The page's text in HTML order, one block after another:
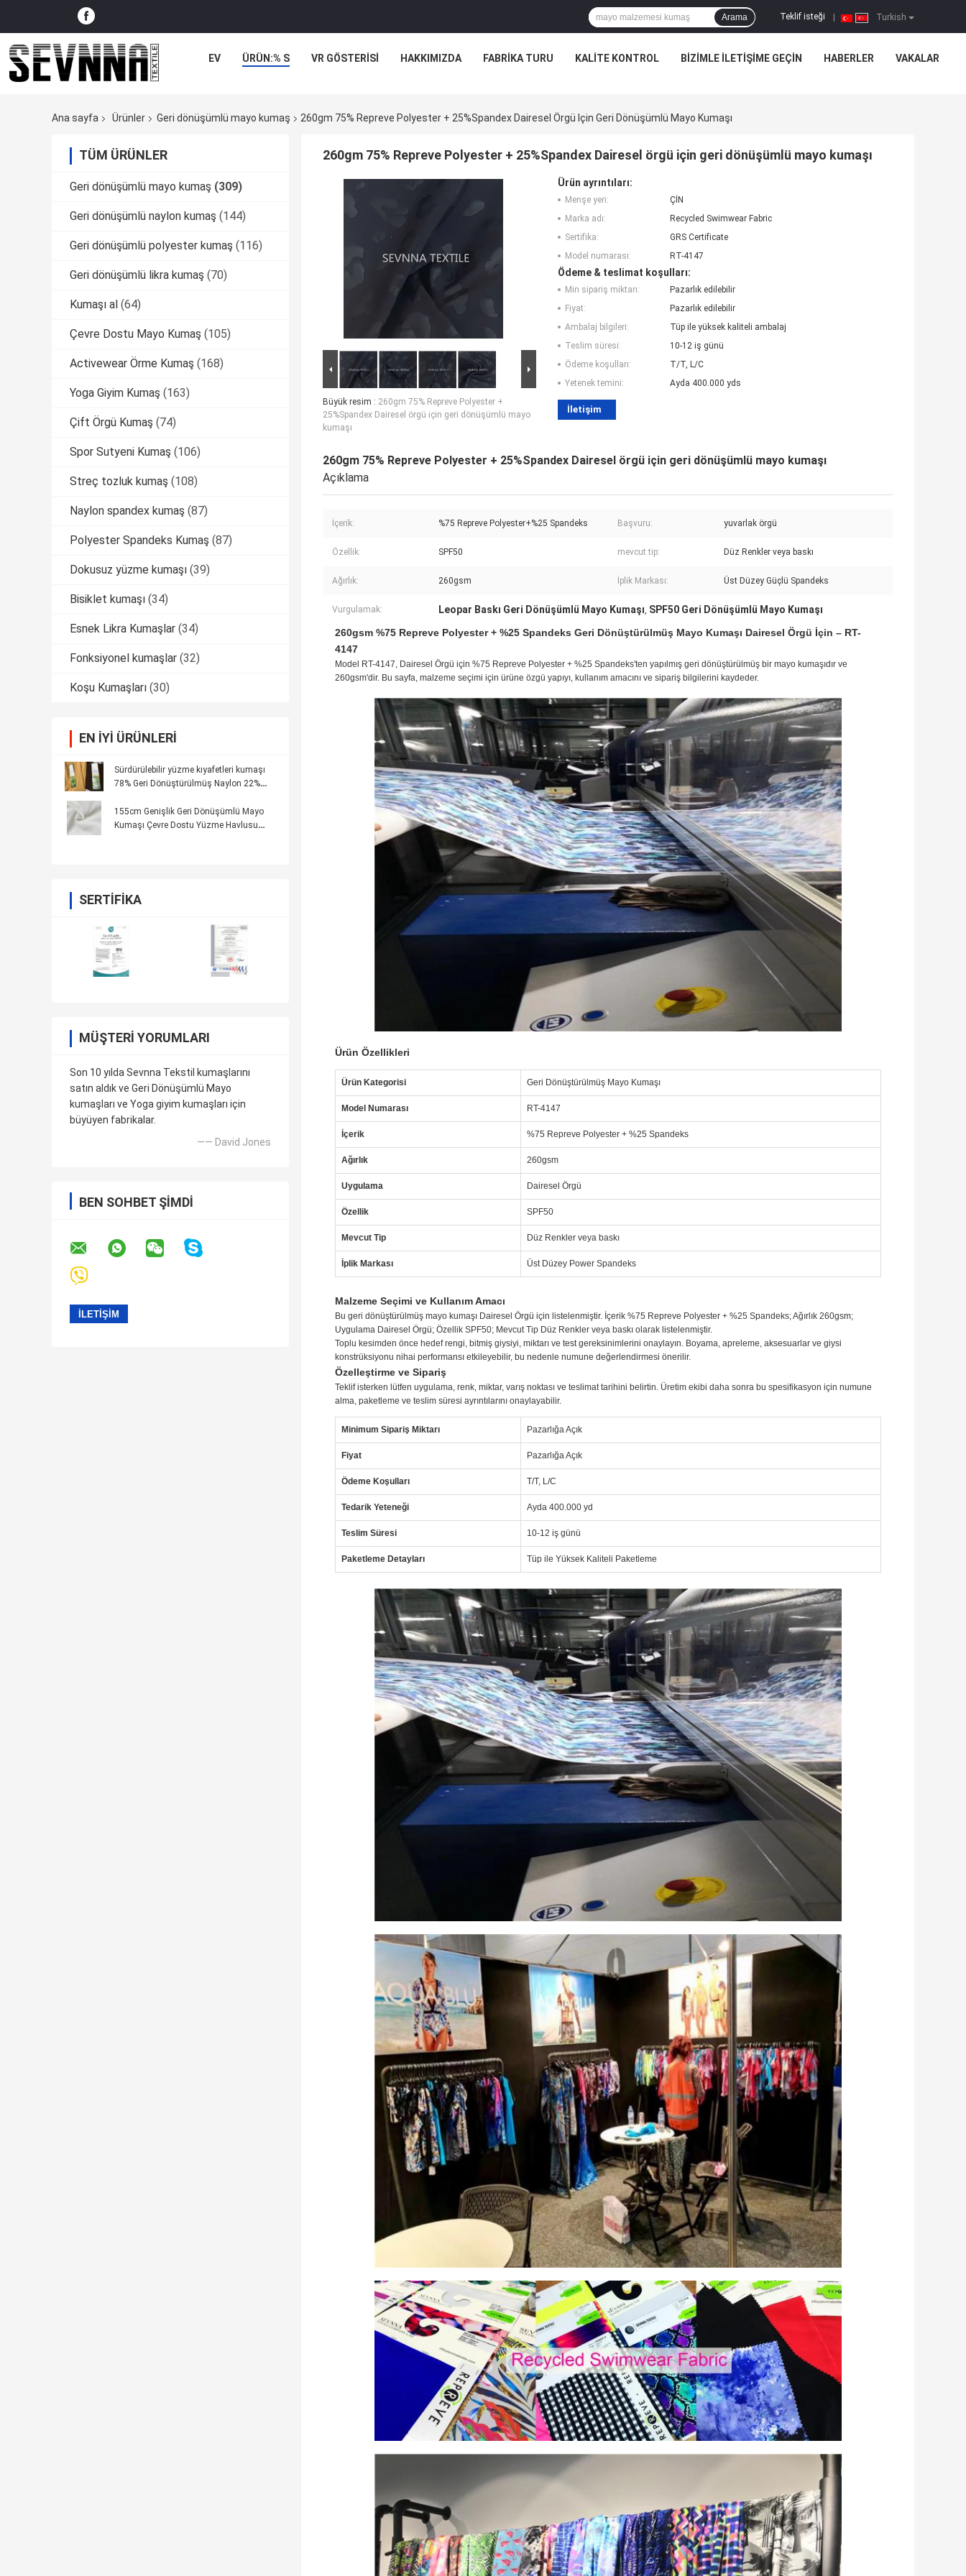
Turkish
Teklif isteği
Arama
EV ÜRÜN:% S VR GÖSTERISI HAKKIMIZDA FABRIKA TURU KALITE KONTROL BIZIMLE ILETIŞIME GEÇIN HABERLER VAKALAR
Ana sayfa Ürünler Geri dönüşümlü mayo kumaş 260gm 75% Repreve Polyester + 25%Spandex Dairesel Örgü Için Geri Dönüşümlü Mayo Kumaşı
TÜM ÜRÜNLER
Geri dönüşümlü mayo kumaş (309)
Geri dönüşümlü naylon kumaş (144)
Geri dönüşümlü polyester kumaş (116)
Geri dönüşümlü likra kumaş (70)
Kumaşı al (64)
Çevre Dostu Mayo Kumaş (105)
Activewear Örme Kumaş (168)
Yoga Giyim Kumaş (163)
Çift Örgü Kumaş (74)
Spor Sutyeni Kumaş (106)
Streç tozluk kumaş (108)
Naylon spandex kumaş (87)
Polyester Spandeks Kumaş (87)
Dokusuz yüzme kumaşı (39)
Bisiklet kumaşı (34)
Esnek Likra Kumaşlar (34)
Fonksiyonel kumaşlar (32)
Koşu Kumaşları (30)
EN IYI ÜRÜNLERI
Sürdürülebilir yüzme kıyafetleri kumaşı
78% Geri Dönüştürülmüş Naylon 22%
Spandex
155cm Genişlik Geri Dönüşümlü Mayo
Kumaşı Çevre Dostu Yüzme Havlusu
SERTIFIKA
MÜŞTERI YORUMLARI
Son 10 yılda Sevnna Tekstil kumaşlarını
satın aldık ve Geri Dönüşümlü Mayo
kumaşları ve Yoga giyim kumaşları için
büyüyen fabrikalar.
—— David Jones
BEN SOHBET ŞIMDI
260gm 75% Repreve Polyester + 25%Spandex Dairesel örgü için geri dönüşümlü mayo kumaşı
Büyük resim : 260gm 75% Repreve Polyester +
25%Spandex Dairesel örgü için geri dönüşümlü mayo
kumaşı
Ürün ayrıntıları:
Menşe yeri:
ÇİN
Marka adı:
Recycled Swimwear Fabric
Sertifika:
GRS Certificate
Model numarası:
RT-4147
Ödeme & teslimat koşulları:
Min sipariş miktarı:
Pazarlık edilebilir
Fiyat:
Pazarlık edilebilir
Ambalaj bilgileri:
Tüp ile yüksek kaliteli ambalaj
Teslim süresi:
10-12 iş günü
Ödeme koşulları:
T/T, L/C
Yetenek temini:
Ayda 400.000 yds
İletişim
260gm 75% Repreve Polyester + 25%Spandex Dairesel örgü için geri dönüşümlü mayo kumaşı
Açıklama
İçerik: %75 Repreve Polyester+%25 Spandeks Başvuru: yuvarlak örgü
Özellik: SPF50 mevcut tip: Düz Renkler veya baskı
Ağırlık: 260gsm İplik Markası: Üst Düzey Güçlü Spandeks
Vurgulamak: Leopar Baskı Geri Dönüşümlü Mayo Kumaşı, SPF50 Geri Dönüşümlü Mayo Kumaşı
260gsm %75 Repreve Polyester + %25 Spandeks Geri Dönüştürülmüş Mayo Kumaşı Dairesel Örgü İçin – RT-
4147
Model RT-4147, Dairesel Örgü için %75 Repreve Polyester + %25 Spandeks'ten yapılmış geri dönüştürülmüş bir mayo kumaşıdır ve
260gsm'dir. Bu sayfa, malzeme seçimi için ürüne özgü yapıyı, kullanım amacını ve sipariş bilgilerini kaydeder.
Ürün Özellikleri
Ürün Kategorisi Geri Dönüştürülmüş Mayo Kumaşı
Model Numarası RT-4147
İçerik %75 Repreve Polyester + %25 Spandeks
Ağırlık 260gsm
Uygulama Dairesel Örgü
Özellik SPF50
Mevcut Tip Düz Renkler veya baskı
İplik Markası Üst Düzey Power Spandeks
Malzeme Seçimi ve Kullanım Amacı
Bu geri dönüştürülmüş mayo kumaşı Dairesel Örgü için listelenmiştir. İçerik %75 Repreve Polyester + %25 Spandeks; Ağırlık 260gsm;
Uygulama Dairesel Örgü; Özellik SPF50; Mevcut Tip Düz Renkler veya baskı olarak listelenmiştir.
Toplu kesimden önce hedef rengi, bitmiş giysiyi, miktarı ve test gereksinimlerini onaylayın. Boyama, apreleme, aksesuarlar ve giysi
konstrüksiyonu nihai performansı etkileyebilir, bu nedenle numune değerlendirmesi önerilir.
Özelleştirme ve Sipariş
Teklif isterken lütfen uygulama, renk, miktar, varış noktası ve teslimat tarihini belirtin. Üretim ekibi daha sonra bu spesifikasyon için numune
alma, paketleme ve teslim süresi ayrıntılarını onaylayabilir.
Minimum Sipariş Miktarı Pazarlığa Açık
Fiyat Pazarlığa Açık
Ödeme Koşulları T/T, L/C
Tedarik Yeteneği Ayda 400.000 yd
Teslim Süresi 10-12 iş günü
Paketleme Detayları Tüp ile Yüksek Kaliteli Paketleme